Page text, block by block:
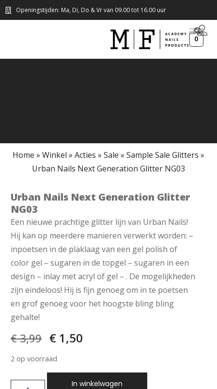
Openingstijden: Ma, Di, Do & Vr van 09.00 tot 16.00 uur
0
Home » Winkel » Acties » Sale » Sample Sale Glitters »
Urban Nails Next Generation Glitter NG03
Urban Nails Next Generation Glitter
NG03
Een nieuwe prachtige glitter lijn van Urban Nails!
Hij kan op meerdere manieren verwerkt worden: –
inpoetsen in de plaklaag van een gel polish of
color gel – sugaren in de topgel – sugaren in een
design – inlay met acryl of gel – . De mogelijkheden
zijn eindeloos! Hij is fijn genoeg om in te poetsen
en grof genoeg voor het hoogste bling bling
gehalte!
€3,99 € 1,50
2 op voorraad
In winkelwagen